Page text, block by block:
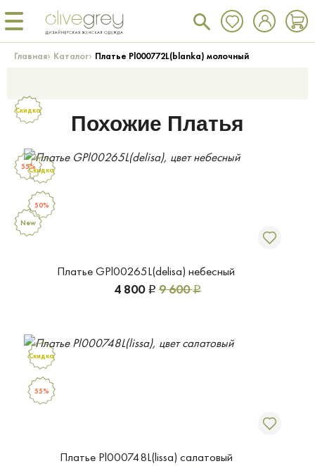
Главная› Каталог› Платье Pl000772L(blanka) молочный
Скидка
55%
New
Похожие Платья
Платье GPl00265L(delisa) небесный
4 800 Р 9 600Р
Скидка
50%
Платье Pl000748L(lissa) салатовый
Скидка
55%